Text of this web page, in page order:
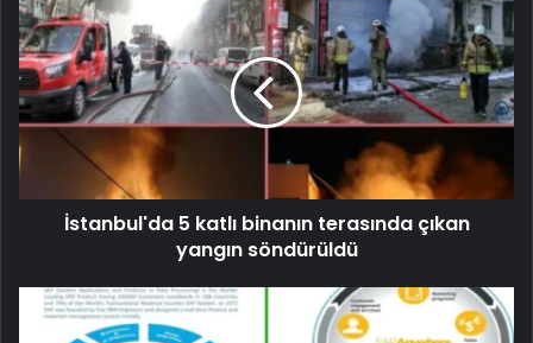
İstanbul'da 5 katlı binanın terasında çıkan
yangın söndürüldü